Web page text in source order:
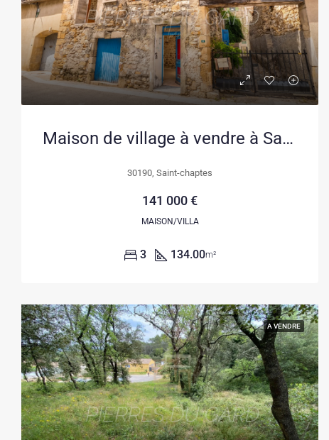
Maison de village à vendre à Saint-Chaptes, 134 m² à rénover
30190, Saint-chaptes
141 000 €
MAISON/VILLA
3 134.00m²
A VENDRE